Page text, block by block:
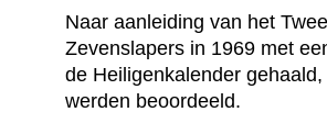
Naar aanleiding van het
Zevenslapers in 1969 met
de Heiligenkalender
werden beoordeeld.